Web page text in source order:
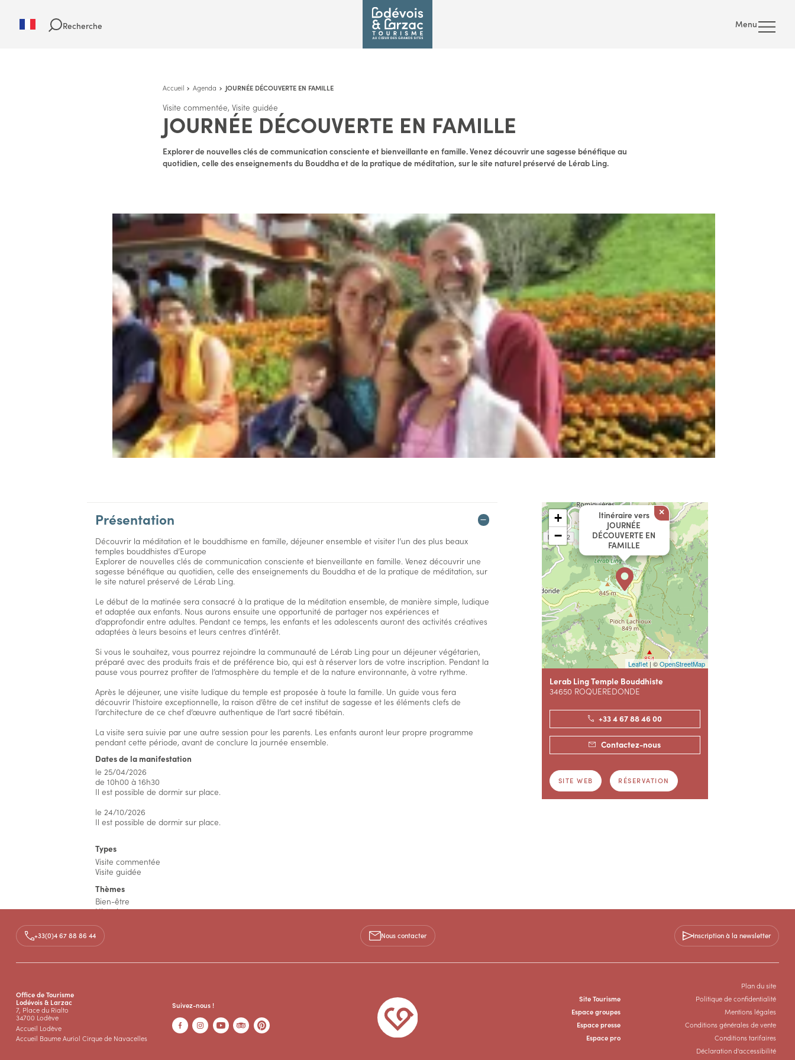
Recherche Menu
Accueil Agenda JOURNÉE DÉCOUVERTE EN FAMILLE
Visite commentée, Visite guidée
JOURNÉE DÉCOUVERTE EN FAMILLE
Explorer de nouvelles clés de communication consciente et bienveillante en famille. Venez découvrir une sagesse bénéfique au
quotidien, celle des enseignements du Bouddha et de la pratique de méditation, sur le site naturel préservé de Lérab Ling.
Présentation
Découvrir la méditation et le bouddhisme en famille, déjeuner ensemble et visiter l’un des plus beaux
temples bouddhistes d’Europe
Explorer de nouvelles clés de communication consciente et bienveillante en famille. Venez découvrir une
sagesse bénéfique au quotidien, celle des enseignements du Bouddha et de la pratique de méditation, sur
le site naturel préservé de Lérab Ling.
Le début de la matinée sera consacré à la pratique de la méditation ensemble, de manière simple, ludique
et adaptée aux enfants. Nous aurons ensuite une opportunité de partager nos expériences et
d’approfondir entre adultes. Pendant ce temps, les enfants et les adolescents auront des activités créatives
adaptées à leurs besoins et leurs centres d’intérêt.
Si vous le souhaitez, vous pourrez rejoindre la communauté de Lérab Ling pour un déjeuner végétarien,
préparé avec des produits frais et de préférence bio, qui est à réserver lors de votre inscription. Pendant la
pause vous pourrez profiter de l’atmosphère du temple et de la nature environnante, à votre rythme.
Après le déjeuner, une visite ludique du temple est proposée à toute la famille. Un guide vous fera
découvrir l’histoire exceptionnelle, la raison d’être de cet institut de sagesse et les éléments clefs de
l’architecture de ce chef d’œuvre authentique de l’art sacré tibétain.
La visite sera suivie par une autre session pour les parents. Les enfants auront leur propre programme
pendant cette période, avant de conclure la journée ensemble.
Dates de la manifestation
le 25/04/2026
de 10h00 à 16h30
Il est possible de dormir sur place.
le 24/10/2026
Il est possible de dormir sur place.
Types
Visite commentée
Visite guidée
Thèmes
Bien-être
Historique
Catégories
Nature et détente
Itinéraire vers
JOURNÉE
DÉCOUVERTE EN
FAMILLE
×
+
−
Leaflet| ©OpenStreetMap
Lerab Ling Temple Bouddhiste
34650 ROQUEREDONDE
+33 4 67 88 46 00
Contactez-nous
SITE WEB RÉSERVATION
+33(0)4 67 88 86 44 Nous contacter Inscription à la newsletter
Office de Tourisme
Lodévois & Larzac
7, Place du Rialto
34700 Lodève
Accueil Lodève
Accueil Baume Auriol Cirque de Navacelles
Suivez-nous !
Site Tourisme
Espace groupes
Espace presse
Espace pro
Plan du site
Politique de confidentialité
Mentions légales
Conditions générales de vente
Conditions tarifaires
Déclaration d'accessibilité